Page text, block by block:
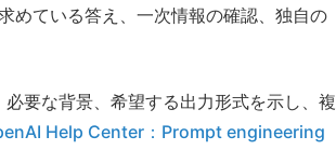
めている答え、一次情報の確認、独自の
要な背景、希望する出力形式を示し、複
Help Center：Prompt engineering